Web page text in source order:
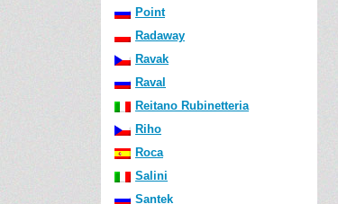
Point
Radaway
Ravak
Raval
Reitano Rubinetteria
Riho
Roca
Salini
Santek